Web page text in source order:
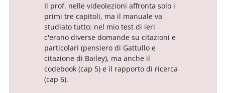
Il prof. nelle videolezioni affronta solo i
primi tre capitoli, ma il manuale va
studiato tutto: nel mio test di ieri
c'erano diverse domande su citazioni e
particolari (pensiero di Gattullo e
citazione di Bailey), ma anche il
codebook (cap 5) e il rapporto di ricerca
(cap 6).